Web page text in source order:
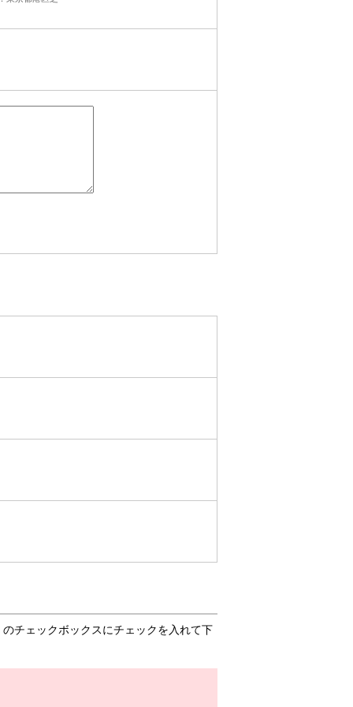
チェックボックスにチェックを入れて下